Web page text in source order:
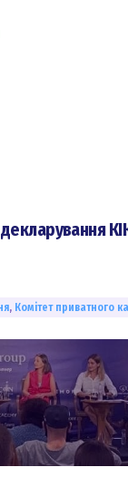
, Комiтет приватного